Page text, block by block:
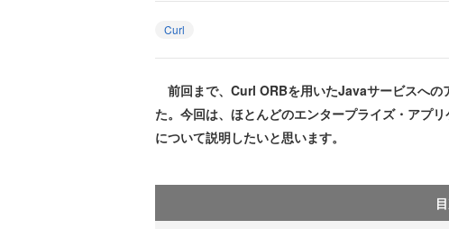
Curl
前回まで、Curl ORBを用いたJavaサービスへの
た。今回は、ほとんどのエンタープライズ・アプ
について説明したいと思います。